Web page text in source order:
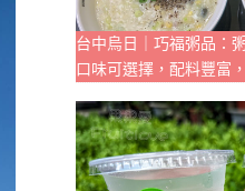
台中烏日｜巧福粥品：
口味可選擇，配料豐富